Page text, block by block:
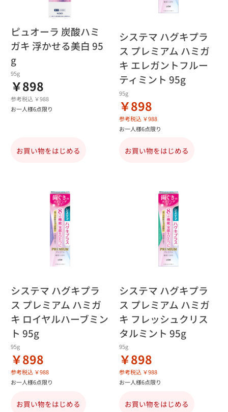
ピュオーラ 炭酸ハミ
ガキ 浮かせる美白 95
g
95g
￥898
参考税込 ￥988
お一人様6点限り
お買い物をはじめる
システマ ハグキプラ
ス プレミアム ハミガ
キ エレガントフルー
ティミント 95g
95g
￥898
参考税込 ￥988
お一人様6点限り
お買い物をはじめる
システマ ハグキプラ
ス プレミアム ハミガ
キ ロイヤルハーブミン
ト 95g
95g
￥898
参考税込 ￥988
お一人様6点限り
お買い物をはじめる
システマ ハグキプラ
ス プレミアム ハミガ
キ フレッシュクリス
タルミント 95g
95g
￥898
参考税込 ￥988
お一人様6点限り
お買い物をはじめる